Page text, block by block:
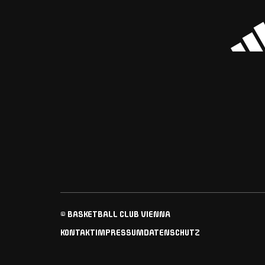
© BASKETBALL CLUB VIENNA
KONTAKTIMPRESSUMDATENSCHUTZ